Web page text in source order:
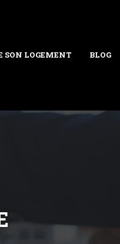
SON LOGEMENT BLOG